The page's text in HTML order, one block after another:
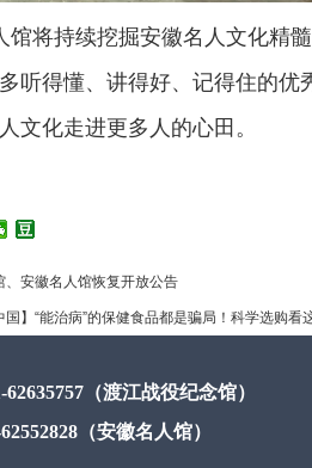
馆将持续挖掘安徽名人文化精
听得懂、讲得好、记得住的优
文化走进更多人的心田。
、安徽名人馆恢复开放公告
国】“能治病”的保健食品都是骗局！科学选购看
62635757（渡江战役纪念馆）
（安徽名人馆）